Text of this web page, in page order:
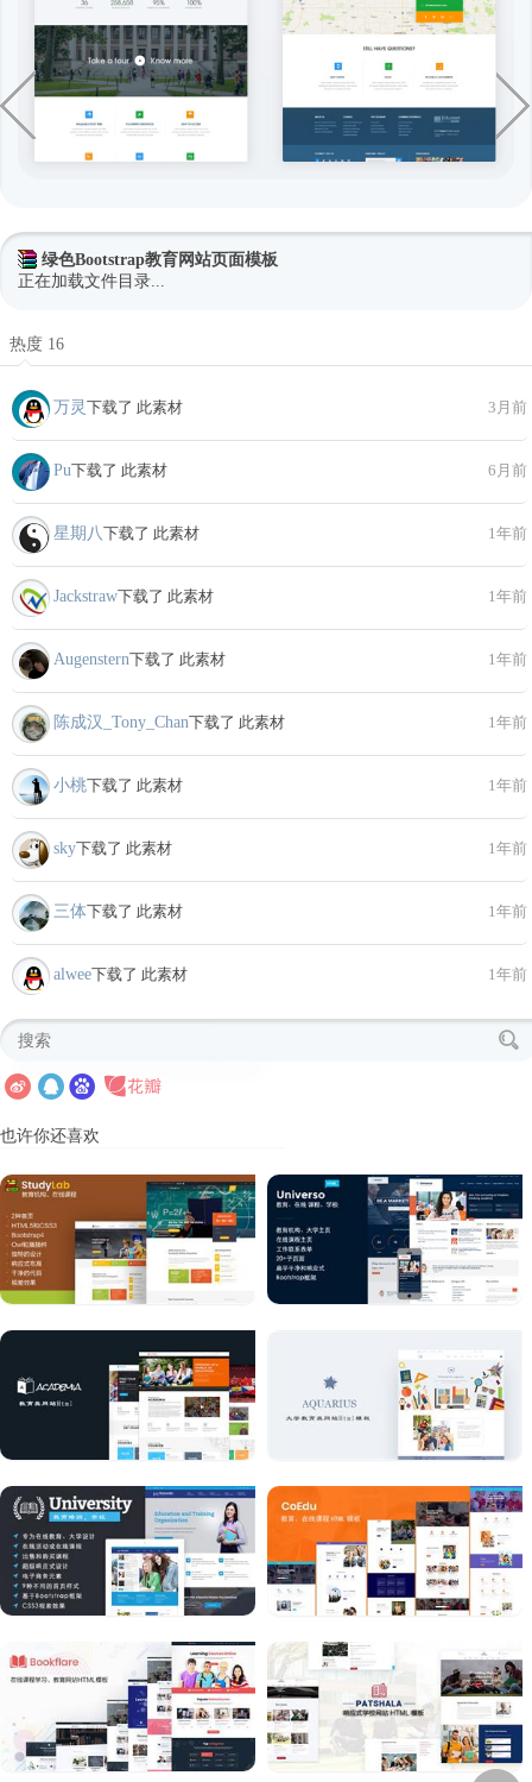
绿色Bootstrap教育网站页面模板
正在加载文件目录...
热度 16
万灵 下载了 此素材 3月前
Pu下载了 此素材 6月前
星期八下载了 此素材 1年前
Jackstraw下载了 此素材 1年前
Augenstern下载了 此素材 1年前
陈成汉_Tony_Chan下载了 此素材 1年前
小桃下载了 此素材 1年前
sky下载了 此素材 1年前
三体下载了 此素材 1年前
alwee下载了 此素材 1年前
也许你还喜欢